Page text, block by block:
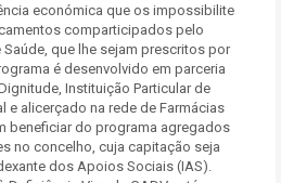
económica que os impossibilite
comparticipados pelo
que lhe sejam prescritos por
é desenvolvido em parceria
Instituição Particular de
e alicerçado na rede de Farmácias
beneficiar do programa agregados
no concelho, cuja capitação seja
dos Apoios Sociais (IAS).